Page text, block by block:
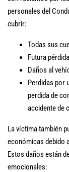
personales del
cubrir:
Todas sus
Futura
Daños al
Perdidas por
perdida de
accidente de
La víctima también
económicas debido
Estos daños están
emocionales: